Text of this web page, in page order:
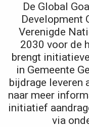
De Global
Development
Verenigde
2030 voor de
brengt
in Gemeente
bijdrage leveren
naar meer
initiatief
via